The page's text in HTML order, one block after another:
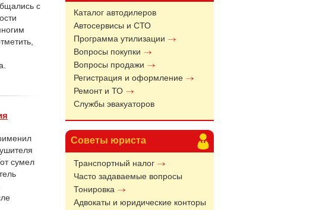
Каталог автодилеров
Автосервисы и СТО
Программа утилизации
Вопросы покупки
Вопросы продажи
Регистрация и оформление
Ремонт и ТО
Службы эвакуаторов
Советы юриста
Транспортный налог
Часто задаваемые вопросы
Тонировка
Адвокаты и юридические конторы
с
сумел